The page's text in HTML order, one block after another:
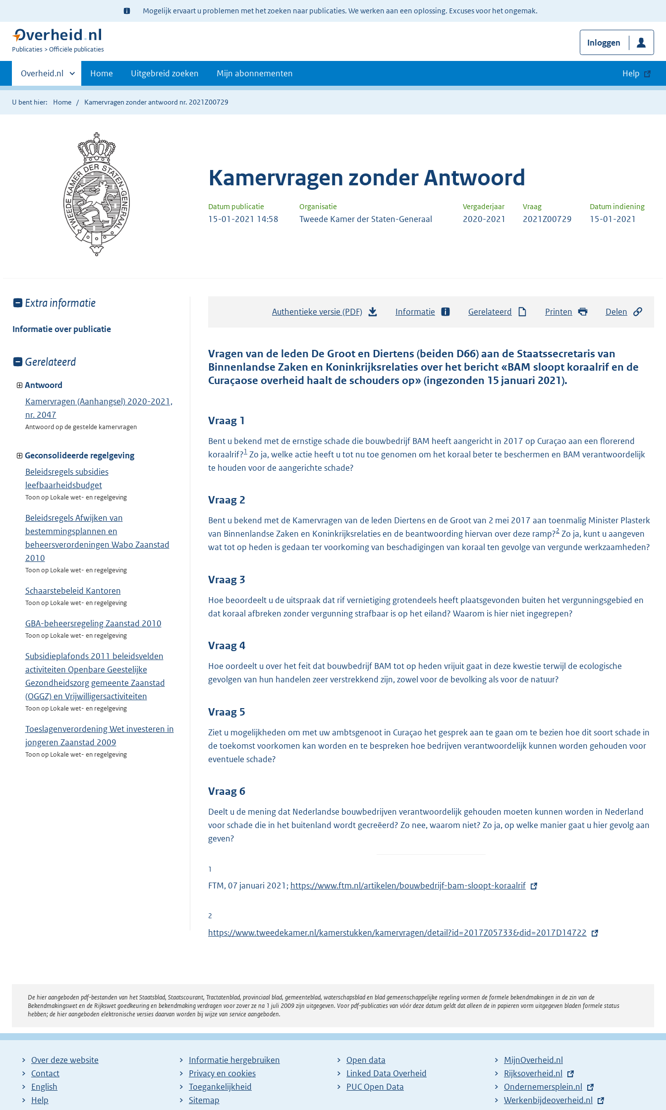
Ter
informatie:
Mogelijk ervaart u problemen met het zoeken naar publicaties. We werken aan een oplossing. Excuses voor het ongemak.
U
Publicaties Officiële publicaties
Inloggen
Primaire
navigatie
Andere
sites
binnen
Overheid.nl Home Uitgebreid zoeken Mijn abonnementen Help
U bent hier: Home Kamervragen zonder antwoord nr. 2021Z00729
Kamervragen zonder Antwoord
Datum publicatie Organisatie Vergaderjaar Vraag Datum indiening
15-01-2021 14:58 Tweede Kamer der Staten-Generaal 2020-2021 2021Z00729 15-01-2021
Toon
van:
Extra informatie
Informatie over publicatie
Toon
van:
Gerelateerd
Antwoord
Kamervragen (Aanhangsel) 2020-2021,
nr. 2047
Antwoord op de gestelde kamervragen
Geconsolideerde regelgeving
Beleidsregels subsidies
leefbaarheidsbudget
Toon op Lokale wet- en regelgeving
Beleidsregels Afwijken van
bestemmingsplannen en
beheersverordeningen Wabo Zaanstad
2010
Toon op Lokale wet- en regelgeving
Schaarstebeleid Kantoren
Toon op Lokale wet- en regelgeving
GBA-beheersregeling Zaanstad 2010
Toon op Lokale wet- en regelgeving
Subsidieplafonds 2011 beleidsvelden
activiteiten Openbare Geestelijke
Gezondheidszorg gemeente Zaanstad
(OGGZ) en Vrijwilligersactiviteiten
Toon op Lokale wet- en regelgeving
Toeslagenverordening Wet investeren in
jongeren Zaanstad 2009
Toon op Lokale wet- en regelgeving
Authentieke versie (PDF)
t
a
n
o
o
3
8
K
Informatie Gerelateerd Printen Delen
Vragen van de leden De Groot en Diertens (beiden D66) aan de Staatssecretaris van
Binnenlandse Zaken en Koninkrijksrelaties over het bericht «BAM sloopt koraalrif en de
Curaçaose overheid haalt de schouders op» (ingezonden 15 januari 2021).
Vraag 1
Bent u bekend met de ernstige schade die bouwbedrijf BAM heeft aangericht in 2017 op Curaçao aan een florerend
koraalrif?1 Zo ja, welke actie heeft u tot nu toe genomen om het koraal beter te beschermen en BAM verantwoordelijk
te houden voor de aangerichte schade?
Vraag 2
Bent u bekend met de Kamervragen van de leden Diertens en de Groot van 2 mei 2017 aan toenmalig Minister Plasterk
van Binnenlandse Zaken en Koninkrijksrelaties en de beantwoording hiervan over deze ramp?2 Zo ja, kunt u aangeven
wat tot op heden is gedaan ter voorkoming van beschadigingen van koraal ten gevolge van vergunde werkzaamheden?
Vraag 3
Hoe beoordeelt u de uitspraak dat rif vernietiging grotendeels heeft plaatsgevonden buiten het vergunningsgebied en
dat koraal afbreken zonder vergunning strafbaar is op het eiland? Waarom is hier niet ingegrepen?
Vraag 4
Hoe oordeelt u over het feit dat bouwbedrijf BAM tot op heden vrijuit gaat in deze kwestie terwijl de ecologische
gevolgen van hun handelen zeer verstrekkend zijn, zowel voor de bevolking als voor de natuur?
Vraag 5
Ziet u mogelijkheden om met uw ambtsgenoot in Curaçao het gesprek aan te gaan om te bezien hoe dit soort schade in
de toekomst voorkomen kan worden en te bespreken hoe bedrijven verantwoordelijk kunnen worden gehouden voor
eventuele schade?
Vraag 6
Deelt u de mening dat Nederlandse bouwbedrijven verantwoordelijk gehouden moeten kunnen worden in Nederland
voor schade die in het buitenland wordt gecreëerd? Zo nee, waarom niet? Zo ja, op welke manier gaat u hier gevolg aan
geven?
1
FTM, 07 januari 2021; E
r
n
:
https://www.ftm.nl/artikelen/bouwbedrijf-bam-sloopt-koraalrif
2
E
n
e
i
k
:
https://www.tweedekamer.nl/kamerstukken/kamervragen/detail?id=2017Z05733&did=2017D14722
Disclaimer
De hier aangeboden pdf-bestanden van het Staatsblad, Staatscourant, Tractatenblad, provinciaal blad, gemeenteblad, waterschapsblad en blad gemeenschappelijke regeling vormen de formele bekendmakingen in de zin van de
Bekendmakingswet en de Rijkswet goedkeuring en bekendmaking verdragen voor zover ze na 1 juli 2009 zijn uitgegeven. Voor pdf-publicaties van vóór deze datum geldt dat alleen de in papieren vorm uitgegeven bladen formele status
hebben; de hier aangeboden elektronische versies daarvan worden bij wijze van service aangeboden.
Over deze website
Contact
English
Help
Informatie hergebruiken
Privacy en cookies
Toegankelijkheid
Sitemap
Open data
Linked Data Overheid
PUC Open Data
MijnOverheid.nl
E
x
t
Rijksoverheid.nl
E
x
Ondernemersplein.nl
E
Werkenbijdeoverheid.nl